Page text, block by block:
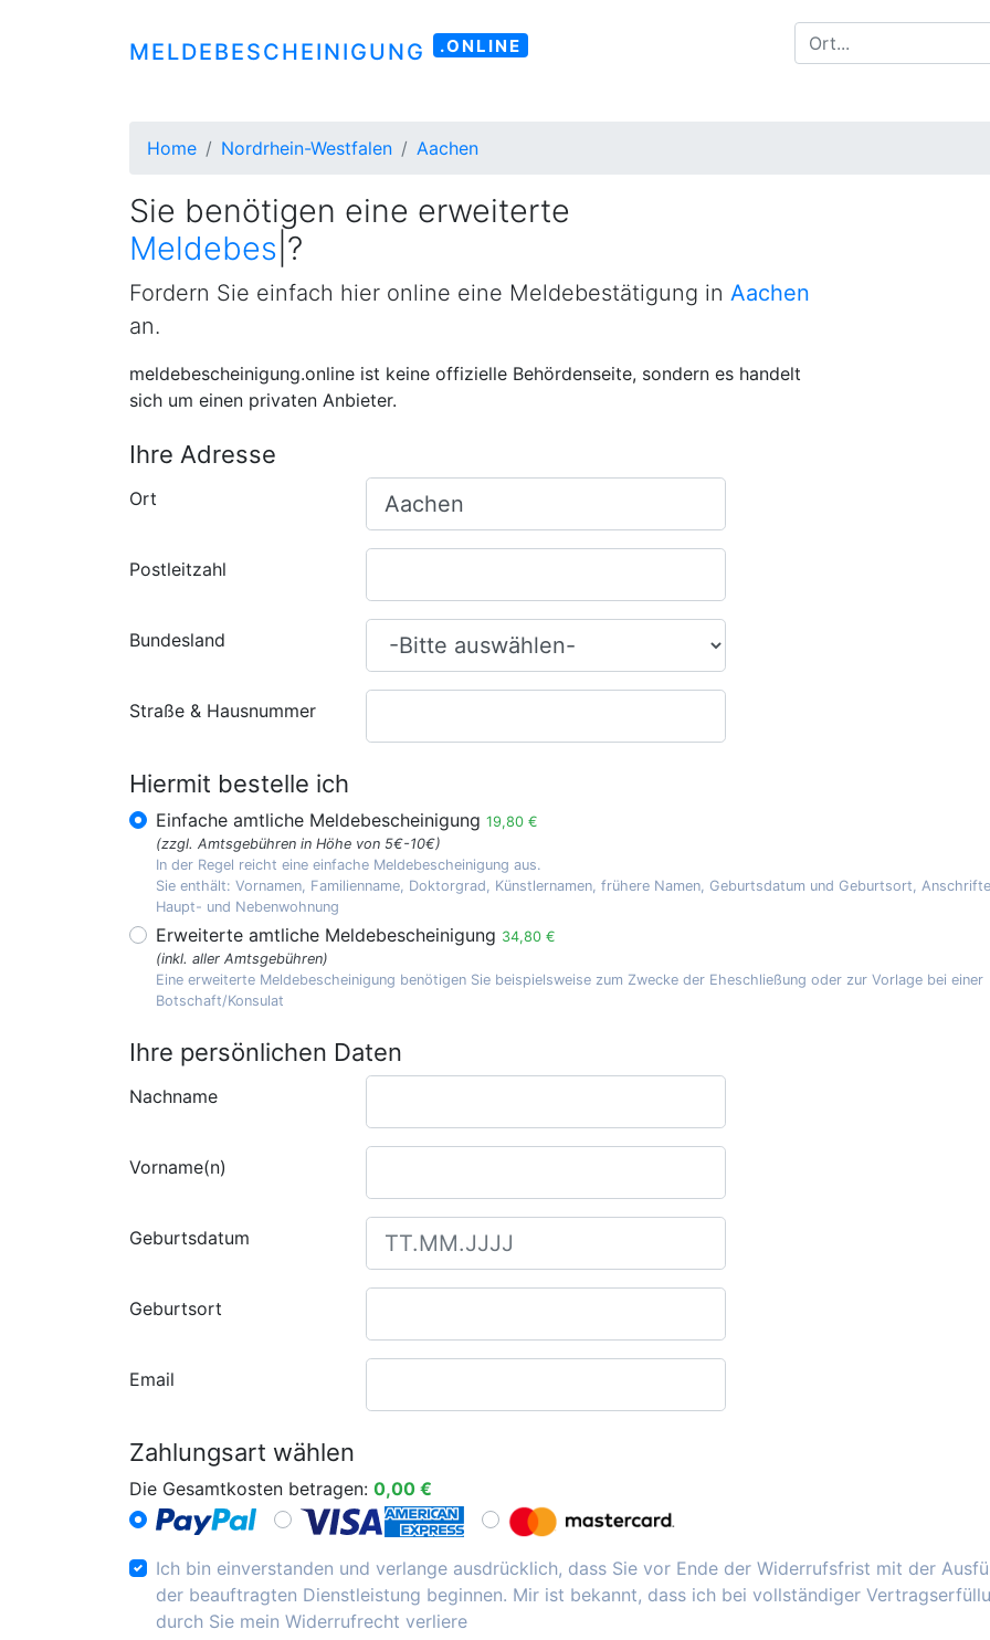
MELDEBESCHEINIGUNG .ONLINE
Home Nordrhein-Westfalen Aachen
Sie benötigen eine erweiterte
Meldebestätigung
Fordern Sie einfach hier online eine Meldebestätigung in Aachen
an.
meldebescheinigung.online ist keine offizielle Behördenseite, sondern es handelt
sich um einen privaten Anbieter.
Ihre Adresse
Ort
Postleitzahl
Bundesland
Straße & Hausnummer
Hiermit bestelle ich
Einfache amtliche Meldebescheinigung 19,80 €
(zzgl. Amtsgebühren in Höhe von 5€-10€)
In der Regel reicht eine einfache Meldebescheinigung aus.
Sie enthält: Vornamen, Familienname, Doktorgrad, Künstlernamen, frühere Namen, Geburtsdatum und Geburtsort,
Haupt- und Nebenwohnung
Erweiterte amtliche Meldebescheinigung 34,80 €
(inkl. aller Amtsgebühren)
Eine erweiterte Meldebescheinigung benötigen Sie beispielsweise zum Zwecke der Eheschließung oder zur Vorlage bei einer
Botschaft/Konsulat
Ihre persönlichen Daten
Nachname
Vorname(n)
Geburtsdatum
Geburtsort
Email
Zahlungsart wählen
Die Gesamtkosten betragen: 0,00 €
Ich bin einverstanden und verlange ausdrücklich, dass Sie vor Ende der Widerrufsfrist mit der
der beauftragten Dienstleistung beginnen. Mir ist bekannt, dass ich bei vollständiger
durch Sie mein Widerrufrecht verliere